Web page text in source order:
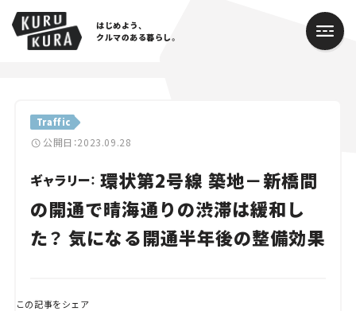
はじめよう、
クルマのある暮らし。
Traffic
公開日：2023.09.28
ギャラリー： 環状第2号線 築地－新橋間
の開通で晴海通りの渋滞は緩和し
た？ 気になる開通半年後の整備効果
この記事をシェア
Cars
Lifestyle
Traffic
Special